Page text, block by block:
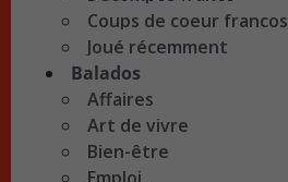
Coups de coeur francos
Joué récemment
Balados
Affaires
Art de vivre
Bien-être